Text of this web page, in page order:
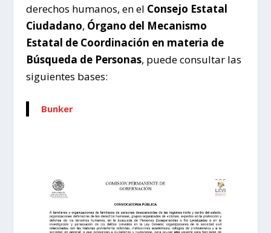
derechos humanos, en el Consejo Estatal
Ciudadano, Órgano del Mecanismo
Estatal de Coordinación en materia de
Búsqueda de Personas, puede consultar las
siguientes bases:
Bunker